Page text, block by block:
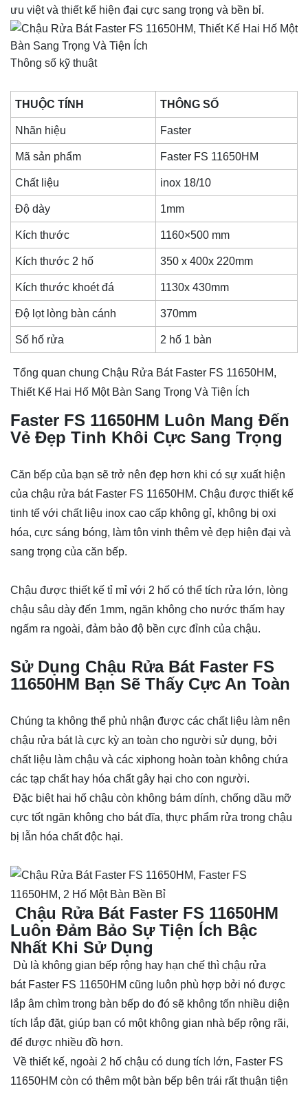
ưu việt và thiết kế hiện đại cực sang trọng và bền bỉ.
Thông số kỹ thuật
THUỘC TÍNH THÔNG SỐ
Nhãn hiệu Faster
Mã sản phẩm Faster FS 11650HM
Chất liệu inox 18/10
Độ dày 1mm
Kích thước 1160×500 mm
Kích thước 2 hố 350 x 400x 220mm
Kích thước khoét đá 1130x 430mm
Độ lọt lòng bàn cánh 370mm
Số hố rửa 2 hố 1 bàn
Tổng quan chung Chậu Rửa Bát Faster FS 11650HM,
Thiết Kế Hai Hố Một Bàn Sang Trọng Và Tiện Ích
Faster FS 11650HM Luôn Mang Đến
Vẻ Đẹp Tinh Khôi Cực Sang Trọng
Căn bếp của bạn sẽ trở nên đẹp hơn khi có sự xuất hiện
của chậu rửa bát Faster FS 11650HM. Chậu được thiết kế
tinh tế với chất liệu inox cao cấp không gỉ, không bị oxi
hóa, cực sáng bóng, làm tôn vinh thêm vẻ đẹp hiện đại và
sang trọng của căn bếp.
Chậu được thiết kế tỉ mỉ với 2 hố có thể tích rửa lớn, lòng
chậu sâu dày đến 1mm, ngăn không cho nước thấm hay
ngấm ra ngoài, đảm bảo độ bền cực đỉnh của chậu.
Sử Dụng Chậu Rửa Bát Faster FS
11650HM Bạn Sẽ Thấy Cực An Toàn
Chúng ta không thể phủ nhận được các chất liệu làm nên
chậu rửa bát là cực kỳ an toàn cho người sử dụng, bởi
chất liệu làm chậu và các xiphong hoàn toàn không chứa
các tạp chất hay hóa chất gây hại cho con người.
Đặc biệt hai hố chậu còn không bám dính, chống dầu mỡ
cực tốt ngăn không cho bát đĩa, thực phẩm rửa trong chậu
bị lẫn hóa chất độc hại.
Chậu Rửa Bát Faster FS 11650HM
Luôn Đảm Bảo Sự Tiện Ích Bậc
Nhất Khi Sử Dụng
Dù là không gian bếp rộng hay hạn chế thì chậu rửa
bát Faster FS 11650HM cũng luôn phù hợp bởi nó được
lắp âm chìm trong bàn bếp do đó sẽ không tốn nhiều diện
tích lắp đặt, giúp bạn có một không gian nhà bếp rộng rãi,
để được nhiều đồ hơn.
Về thiết kế, ngoài 2 hố chậu có dung tích lớn, Faster FS
11650HM còn có thêm một bàn bếp bên trái rất thuận tiện